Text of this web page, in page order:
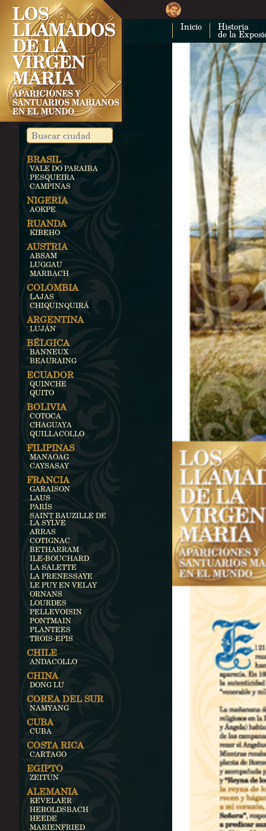
Inicio Historia
de la
BRASIL
VALE DO PARAIBA
PESQUEIRA
CAMPINAS
NIGERIA
AOKPE
RUANDA
KIBEHO
AUSTRIA
ABSAM
LUGGAU
MARBACH
COLOMBIA
LAJAS
CHIQUINQUIRÁ
ARGENTINA
LUJÁN
BÉLGICA
BANNEUX
BEAURAING
ECUADOR
QUINCHE
QUITO
BOLIVIA
COTOCA
CHAGUAYA
QUILLACOLLO
FILIPINAS
MANAOAG
CAYSASAY
FRANCIA
GARAISON
LAUS
PARÍS
SAINT BAUZILLE DE
LA SYLVE
ARRAS
COTIGNAC
BETHARRAM
ILE-BOUCHARD
LA SALETTE
LA PRENESSAYE
LE PUY EN VELAY
ORNANS
LOURDES
PELLEVOISIN
PONTMAIN
PLANTEES
TROIS-EPIS
CHILE
ANDACOLLO
CHINA
DONG LU
COREA DEL SUR
NAMYANG
CUBA
CUBA
COSTA RICA
CARTAGO
EGIPTO
ZEITÚN
ALEMANIA
KEVELAER
HEROLDSBACH
HEEDE
MARIENFRIED